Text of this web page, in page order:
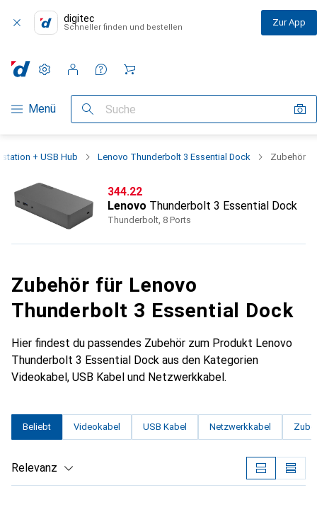
digitec
Schneller finden und bestellen Zur App
Navigation nach Kategorien
Menü Suche
Einstellungen
Kundenkonto
Vergleichslisten
Merklisten
Warenkorb
+ USB Hub Lenovo Thunderbolt 3 Essential Dock Zubehör
CHF
344.22
Lenovo Thunderbolt 3 Essential Dock
Thunderbolt, 8 Ports
Zubehör für Lenovo
Thunderbolt 3 Essential Dock
Hier findest du passendes Zubehör zum Produkt Lenovo
Thunderbolt 3 Essential Dock aus den Kategorien
Videokabel, USB Kabel und Netzwerkkabel.
Beliebt Videokabel USB Kabel Netzwerkkabel
Relevanz